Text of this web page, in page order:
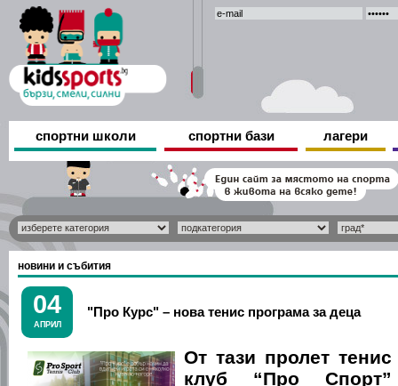
спортни школи спортни бази лагери
новини и събития
04
АПРИЛ
"Про Курс" – нова тенис програма за деца
От тази пролет тенис
клуб “Про Спорт”